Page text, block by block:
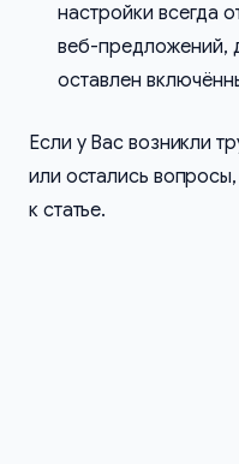
настройки всегда
веб-предложений,
оставлен
Если у Вас возникли
или остались
к статье.